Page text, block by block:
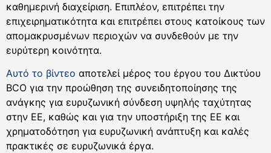
καθημερινή διαχείριση. Επιπλέον, επιτρέπει την
επιχειρηματικότητα και επιτρέπει στους κατοίκους των
απομακρυσμένων περιοχών να συνδεθούν με την
ευρύτερη κοινότητα.
Αυτό το βίντεο αποτελεί μέρος του έργου του Δικτύου
BCO για την προώθηση της συνειδητοποίησης της
ανάγκης για ευρυζωνική σύνδεση υψηλής ταχύτητας
στην ΕΕ, καθώς και για την υποστήριξη της ΕΕ και
χρηματοδότηση για ευρυζωνική ανάπτυξη και καλές
πρακτικές σε ευρυζωνικά έργα.